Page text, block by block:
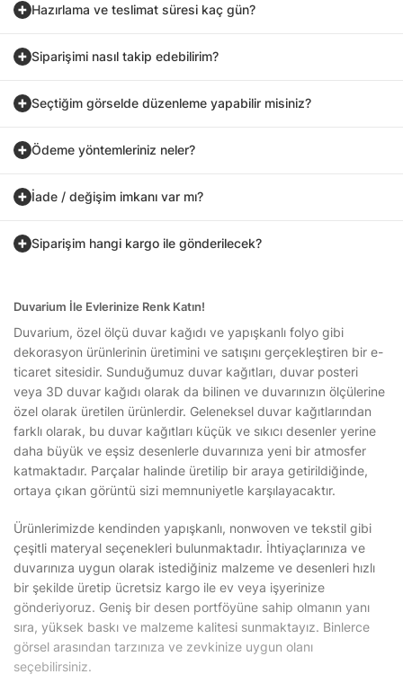
Hazırlama ve teslimat süresi kaç gün?
Siparişimi nasıl takip edebilirim?
Seçtiğim görselde düzenleme yapabilir misiniz?
Ödeme yöntemleriniz neler?
İade / değişim imkanı var mı?
Siparişim hangi kargo ile gönderilecek?
Duvarium İle Evlerinize Renk Katın!
Duvarium, özel ölçü duvar kağıdı ve yapışkanlı folyo gibi
dekorasyon ürünlerinin üretimini ve satışını gerçekleştiren bir e-
ticaret sitesidir. Sunduğumuz duvar kağıtları, duvar posteri
veya 3D duvar kağıdı olarak da bilinen ve duvarınızın ölçülerine
özel olarak üretilen ürünlerdir. Geleneksel duvar kağıtlarından
farklı olarak, bu duvar kağıtları küçük ve sıkıcı desenler yerine
daha büyük ve eşsiz desenlerle duvarınıza yeni bir atmosfer
katmaktadır. Parçalar halinde üretilip bir araya getirildiğinde,
ortaya çıkan görüntü sizi memnuniyetle karşılayacaktır.
Ürünlerimizde kendinden yapışkanlı, nonwoven ve tekstil gibi
çeşitli materyal seçenekleri bulunmaktadır. İhtiyaçlarınıza ve
duvarınıza uygun olarak istediğiniz malzeme ve desenleri hızlı
bir şekilde üretip ücretsiz kargo ile ev veya işyerinize
gönderiyoruz. Geniş bir desen portföyüne sahip olmanın yanı
sıra, yüksek baskı ve malzeme kalitesi sunmaktayız. Binlerce
görsel arasından tarzınıza ve zevkinize uygun olanı
seçebilirsiniz.